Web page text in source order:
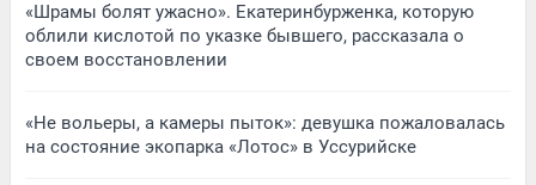
«Шрамы болят ужасно». Екатеринбурженка, которую
облили кислотой по указке бывшего, рассказала о
своем восстановлении
«Не вольеры, а камеры пыток»: девушка пожаловалась
на состояние экопарка «Лотос» в Уссурийске